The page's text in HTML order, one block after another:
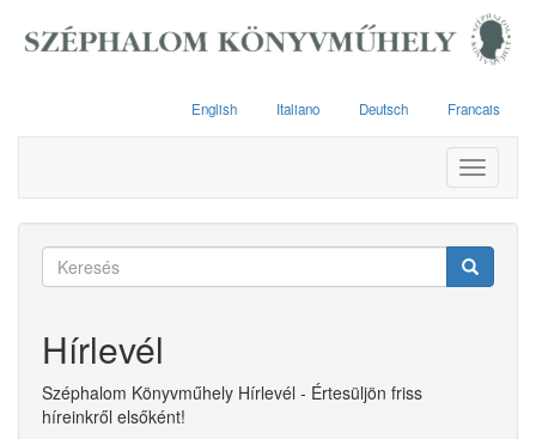
English Italiano Deutsch Francais
Toggle
Keresés
Hírlevél
Széphalom Könyvműhely Hírlevél - Értesüljön friss
híreinkről elsőként!